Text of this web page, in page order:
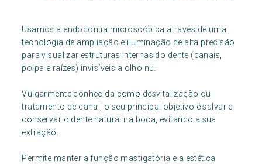
Usamos a endodontia microscópica através de uma
tecnologia de ampliação e iluminação de alta precisão
para visualizar estruturas internas do dente (canais,
polpa e raízes) invisíveis a olho nu.
Vulgarmente conhecida como desvitalização ou
tratamento de canal, o seu principal objetivo é salvar e
conservar o dente natural na boca, evitando a sua
extração.
Permite manter a função mastigatória e a estética